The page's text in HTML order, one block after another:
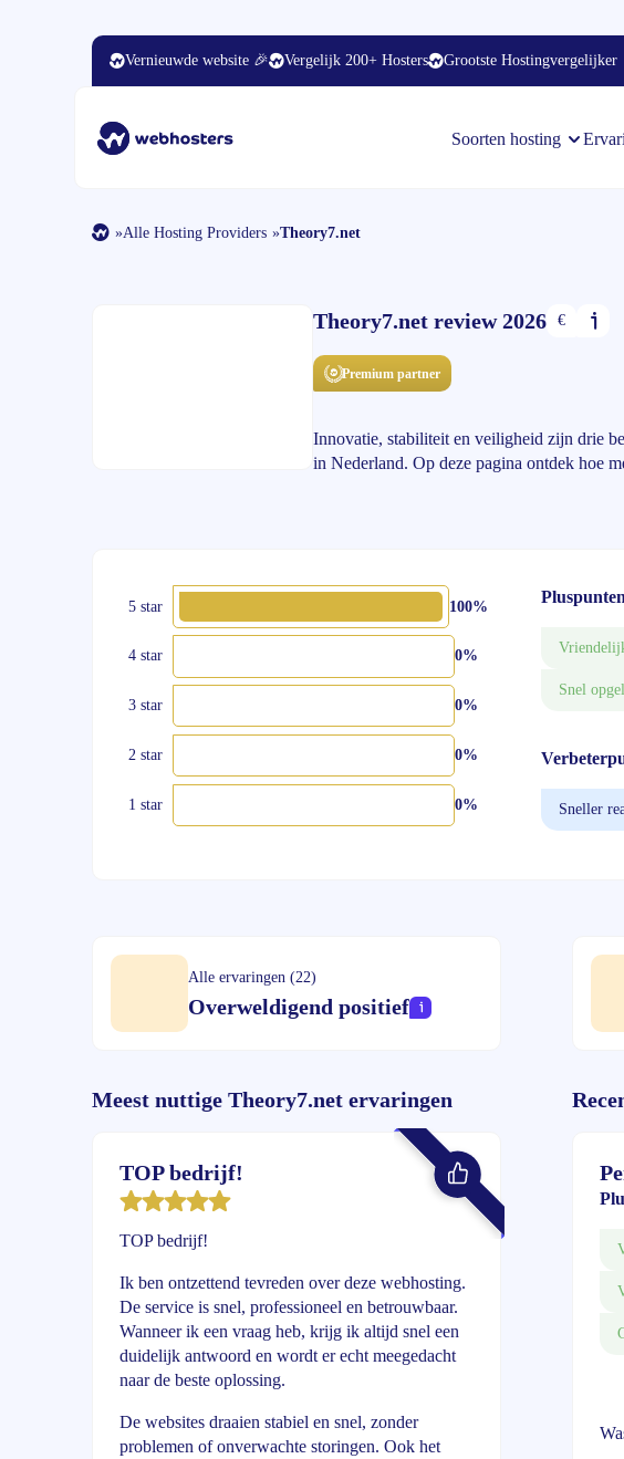
Vernieuwde website 🎉 Vergelijk 200+ Hosters Grootste Hostingvergelijker
Soorten hosting
»Alle Hosting Providers »Theory7.net
Theory7.net review 2026 €
Premium partner
Innovatie, stabiliteit en veiligheid zijn drie
in Nederland. Op deze pagina ontdek hoe
5 star 100%
4 star 0%
3 star 0%
2 star 0%
1 star 0%
Pluspunten
Snel
Sneller
Alle ervaringen (22)
Overweldigend positief
Meest nuttige Theory7.net ervaringen
TOP bedrijf!
TOP bedrijf!
Ik ben ontzettend tevreden over deze webhosting.
De service is snel, professioneel en betrouwbaar.
Wanneer ik een vraag heb, krijg ik altijd snel een
duidelijk antwoord en wordt er echt meegedacht
naar de beste oplossing.
De websites draaien stabiel en snel, zonder
problemen of onverwachte storingen. Ook het